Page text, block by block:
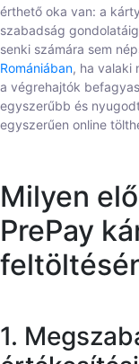
érthető oka van: a
szabadság
senki számára sem
Romániában, ha valaki
a végrehajtók
egyszerűbb és
egyszerűen online
Milyen
PrePay
1.